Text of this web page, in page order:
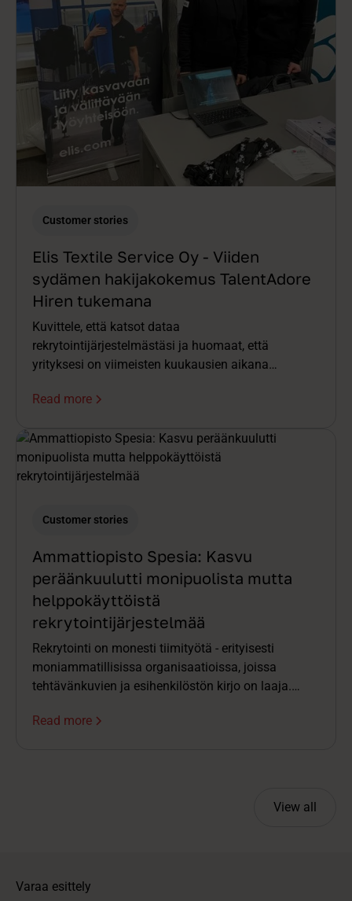
Customer stories
Elis Textile Service Oy - Viiden
sydämen hakijakokemus TalentAdore
Hiren tukemana
Kuvittele, että katsot dataa
rekrytointijärjestelmästäsi ja huomaat, että
yrityksesi on viimeisten kuukausien aikana
hakijakokemuksen. Upea saavutus, josta kuka
Read more
Customer stories
Ammattiopisto Spesia: Kasvu
peräänkuulutti monipuolista mutta
helppokäyttöistä
rekrytointijärjestelmää
Rekrytointi on monesti tiimityötä - erityisesti
moniammatillisissa organisaatioissa, joissa
tehtävänkuvien ja esihenkilöstön kirjo on laaja.
hallinta hankaloituu, jolloin tehokkuuden lisäksi
Read more
View all
Varaa esittely